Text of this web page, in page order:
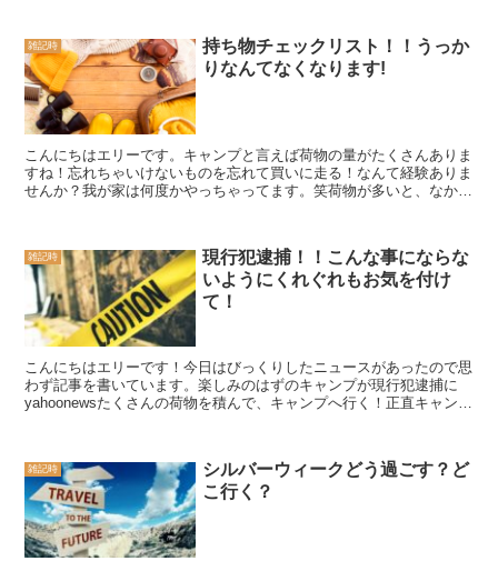
雑記時
持ち物チェックリスト！！うっか
りなんてなくなります!
こんにちはエリーです。キャンプと言えば荷物の量がたくさんありま
すね！忘れちゃいけないものを忘れて買いに走る！なんて経験ありま
せんか？我が家は何度かやっちゃってます。笑荷物が多いと、なかな
雑記時
現行犯逮捕！！こんな事にならな
いようにくれぐれもお気を付け
て！
こんにちはエリーです！今日はびっくりしたニュースがあったので思
わず記事を書いています。楽しみのはずのキャンプが現行犯逮捕に
yahoonewsたくさんの荷物を積んで、キャンプへ行く！正直キャンプ
雑記時
シルバーウィークどう過ごす？ど
こ行く？